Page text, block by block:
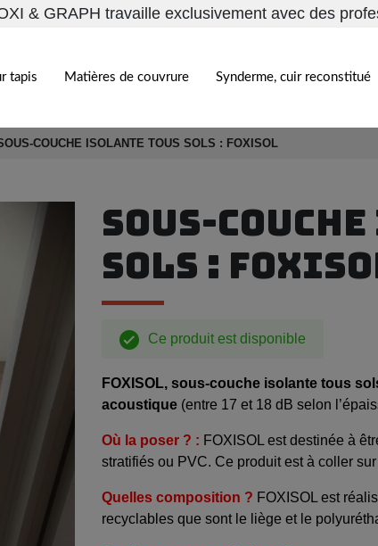
& GRAPH travaille exclusivement avec des
tapis Matières de couvrure Synderme, cuir reconstitué
COUCHE ISOLANTE TOUS SOLS : FOXISOL
SOUS-
SOLS :
Ce produit est disponible
FOXISOL, sous-couche isolante tous
acoustique (entre 17 et 18 dB selon
Où la poser ? : FOXISOL est destinée à
stratifiés ou PVC. Ce produit est à coller
Quelles composition ? FOXISOL est
recyclables que sont le liège et le